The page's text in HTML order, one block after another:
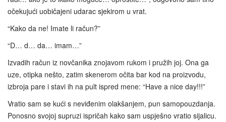
očekujući uobičajeni udarac sjekirom u vrat.
“Kako da ne! Imate li račun?”
“D… d… da… imam…”
Izvadih račun iz novčanika znojavom rukom i pružih joj. Ona ga
uze, otipka nešto, zatim skenerom očita bar kod na proizvodu,
izbroja pare i stavi ih na pult ispred mene: “Have a nice day!!!”
Vratio sam se kući s neviđenim olakšanjem, pun samopouzdanja.
Ponosno svojoj supruzi ispričah kako sam uspješno vratio sijalicu.